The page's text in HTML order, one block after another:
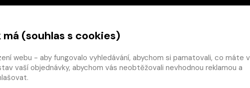
Rostík.cz
Rosteme s knihou
(souhlas s cookies)
webu - aby fungovalo vyhledávání, abychom si pamatovali, co máte v
vaší objednávky, abychom vás neobtěžovali nevhodnou reklamou a